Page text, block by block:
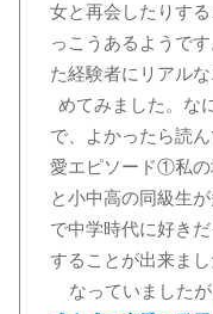
女と再会したりす
っこうあるようで
た経験者にリアル
めてみました。な
で、よかったら読
愛エピソード①私の
と小中高の同級生
で中学時代に好き
することが出来ま
なっていました